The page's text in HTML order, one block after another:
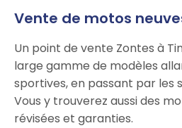
Vente de motos
Un point de vente Zontes à
large gamme de modèles
sportives, en passant par les
Vous y trouverez aussi des
révisées et garanties.